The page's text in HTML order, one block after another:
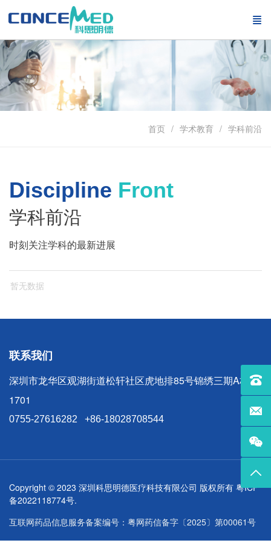
首页 学术教育 学科前沿
Discipline Front
学科前沿
时刻关注学科的最新进展
暂无数据
联系我们
深圳市龙华区观湖街道松轩社区虎地排85号锦绣三期A栋
1701
0755-27616282 +86-18028708544
Copyright © 2023 深圳科思明德医疗科技有限公司 版权所有 粤ICP
备2022118774号.
互联网药品信息服务备案编号：粤网药信备字〔2025〕第00061号
联系
联系
返回